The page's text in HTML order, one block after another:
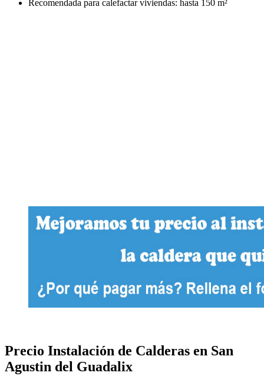
Recomendada para calefactar viviendas: hasta 150 m²
Precio Instalación de Calderas en San
Agustin del Guadalix